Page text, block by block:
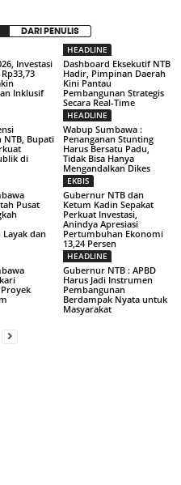
DARI PENULIS
Investasi
Inklusif
HEADLINE
Dashboard Eksekutif NTB
Hadir, Pimpinan Daerah
Kini Pantau
Pembangunan Strategis
Secara Real-Time
Bupati
di
HEADLINE
Wabup Sumbawa :
Penanganan Stunting
Harus Bersatu Padu,
Tidak Bisa Hanya
Mengandalkan Dikes
Pusat
dan
EKBIS
Gubernur NTB dan
Ketum Kadin Sepakat
Perkuat Investasi,
Anindya Apresiasi
Pertumbuhan Ekonomi
13,24 Persen
HEADLINE
Gubernur NTB : APBD
Harus Jadi Instrumen
Pembangunan
Berdampak Nyata untuk
Masyarakat